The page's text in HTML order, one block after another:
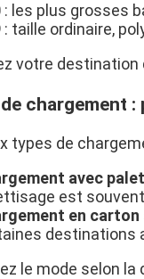
: les plus grosses
: taille ordinaire,
votre destination
chargement
types de
avec
est
en
destinations
le mode selon